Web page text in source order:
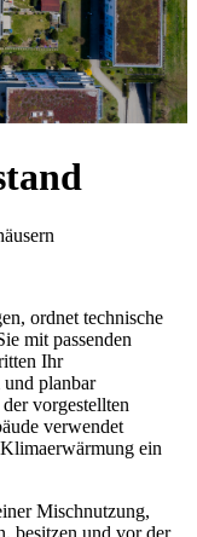
ordnet technische
mit passenden
Ihr
planbar
vorgestellten
verwendet
ein
Mischnutzung,
besitzen und vor der